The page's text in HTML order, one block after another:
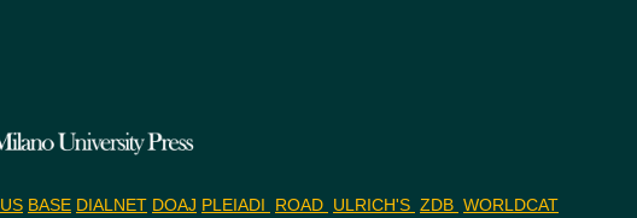
BASE DIALNET DOAJ PLEIADI ROAD ULRICH'S ZDB WORLDCAT